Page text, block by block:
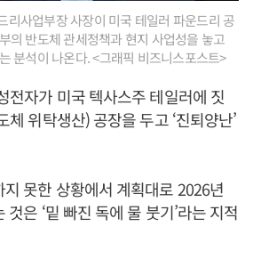
리사업부장 사장이 미국 테일러 파운드리 공
의 반도체 관세정책과 현지 사업성을 놓고
분석이 나온다. <그래픽 비즈니스포스트>
전자가 미국 텍사스주 테일러에 짓
체 위탁생산) 공장을 두고 ‘진퇴양난’
못한 상황에서 계획대로 2026년
은 ‘밑 빠진 독에 물 붓기’라는 지적